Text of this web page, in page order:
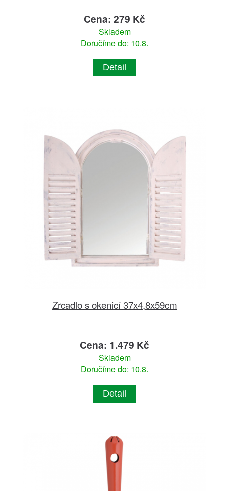
Cena: 279 Kč
Skladem
Doručíme do: 10.8.
Detail
Zrcadlo s okenicí 37x4,8x59cm
Cena: 1.479 Kč
Skladem
Doručíme do: 10.8.
Detail